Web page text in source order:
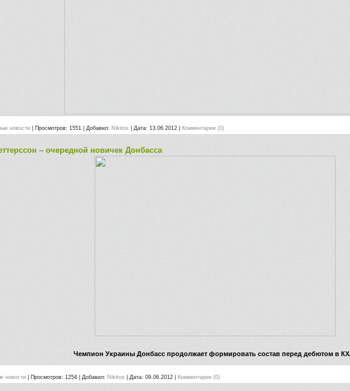
новости Просмотров: 1551 Добавил: Nikitos Дата: 13.06.2012 Комментарии (0)
– очередной новичек Донбасса
Чемпион Украины Донбасс продолжает формировать состав перед дебютом в
новости Просмотров: 1254 Добавил: Nikitos Дата: 09.06.2012 Комментарии (0)